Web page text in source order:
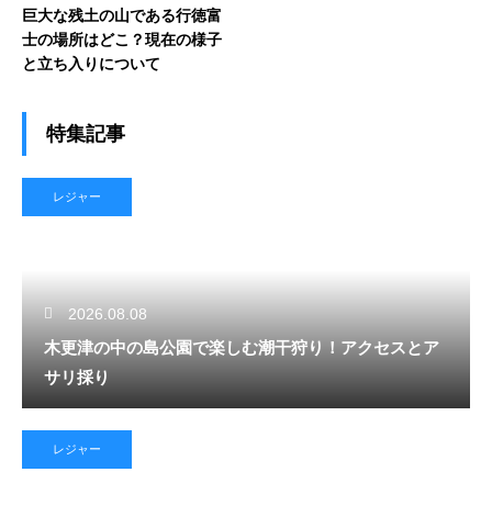
巨大な残土の山である行徳富
士の場所はどこ？現在の様子
と立ち入りについて
特集記事
レジャー
2026.08.08
木更津の中の島公園で楽しむ潮干狩り！アクセスとア
サリ採り
レジャー